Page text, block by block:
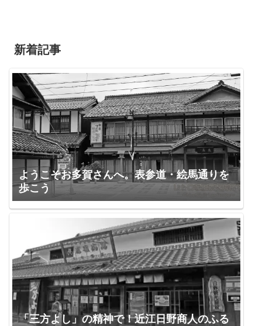
新着記事
ようこそお多賀さんへ。表参道・絵馬通りを
歩こう
「三方よし」の精神で！近江日野商人のふる